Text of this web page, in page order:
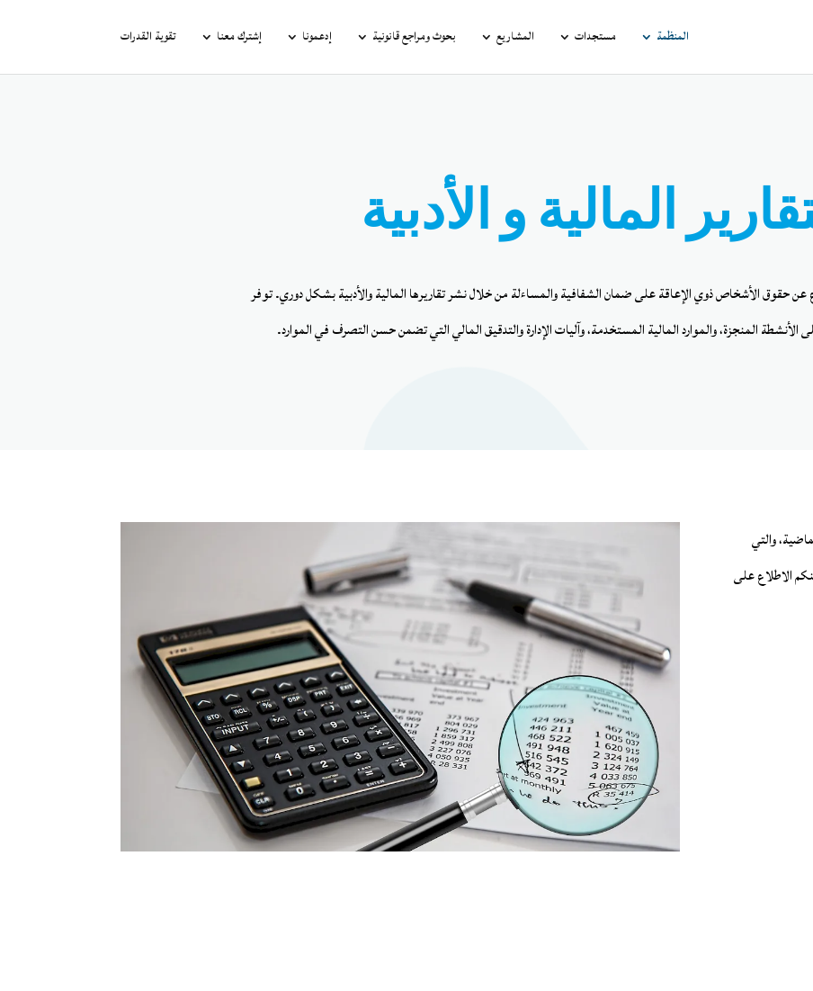
المنظمة مستجدات المشاريع بحوث ومراجع قانونية إدعمونا إشترك معنا تقوية القدرات
المالية و الأدبية
حقوق الأشخاص ذوي الإعاقة على ضمان الشفافية والمساءلة من خلال نشر تقاريرها المالية والأدبية بشكل دوري. توفر
الأنشطة المنجزة، والموارد المالية المستخدمة، وآليات الإدارة والتدقيق المالي التي تضمن حسن التصرف في الموارد.
والتي
الاطلاع على